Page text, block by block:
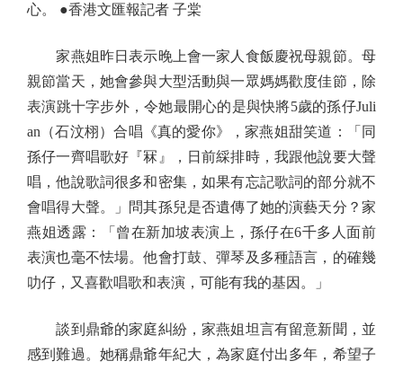
心。 ●香港文匯報記者 子棠
家燕姐昨日表示晚上會一家人食飯慶祝母親節。母
親節當天，她會參與大型活動與一眾媽媽歡度佳節，除
表演跳十字步外，令她最開心的是與快將5歲的孫仔Juli
an（石汶栩）合唱《真的愛你》，家燕姐甜笑道：「同
孫仔一齊唱歌好『冧』，日前綵排時，我跟他說要大聲
唱，他說歌詞很多和密集，如果有忘記歌詞的部分就不
會唱得大聲。」問其孫兒是否遺傳了她的演藝天分？家
燕姐透露：「曾在新加坡表演上，孫仔在6千多人面前
表演也毫不怯場。他會打鼓、彈琴及多種語言，的確幾
叻仔，又喜歡唱歌和表演，可能有我的基因。」
談到鼎爺的家庭糾紛，家燕姐坦言有留意新聞，並
感到難過。她稱鼎爺年紀大，為家庭付出多年，希望子